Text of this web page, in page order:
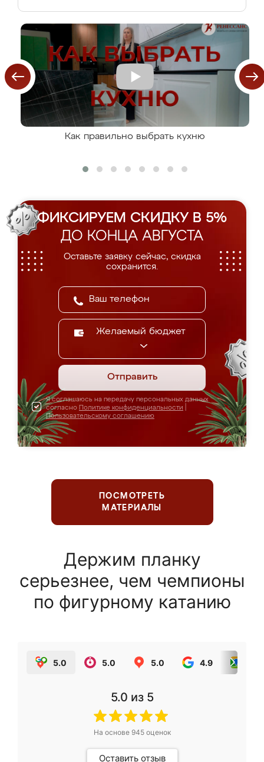
Как правильно выбрать кухню
ФИКСИРУЕМ СКИДКУ В 5%
ДО КОНЦА АВГУСТА
Оставьте заявку сейчас, скидка
сохранится.
Желаемый бюджет
Отправить
Я соглашаюсь на передачу персональных данных
согласно Политике конфиденциальности
Пользовательскому соглашению
ПОСМОТРЕТЬ
МАТЕРИАЛЫ
Держим планку
серьезнее, чем чемпионы
по фигурному катанию
5.0 5.0 5.0 4.9
5.0 из 5
На основе 945оценок
Оставить отзыв